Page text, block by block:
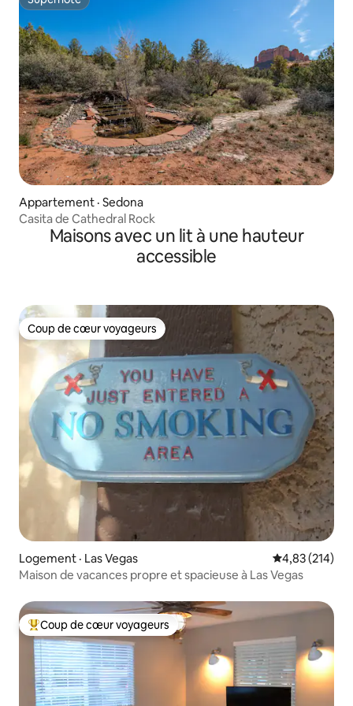
Superhôte
Appartement · Sedona
Casita de Cathedral Rock
Maisons avec un lit à une hauteur
accessible
Coup de cœur voyageurs
Coup de cœur voyageurs
Logement · Las Vegas Note
4,83 (214)
Maison de vacances propre et spacieuse à Las Vegas
Coup de cœur voyageurs parmi les plus aimés
Coup de cœur voyageurs